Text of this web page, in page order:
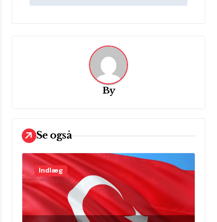
æ
g
s
i
g
a
t
i
o
n
By
Se også
Indlæg